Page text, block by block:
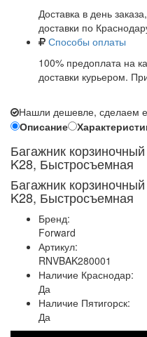
Доставка в день
доставки по
Способы оплаты
100% предоплата на
доставки курьером.
Нашли дешевле, сделаем
Описание
Багажник
K28, Быстросъемная
Багажник
K28, Быстросъемная
Бренд:
Forward
Артикул:
RNVBAK280001
Наличие Краснодар:
Да
Наличие Пятигорск:
Да